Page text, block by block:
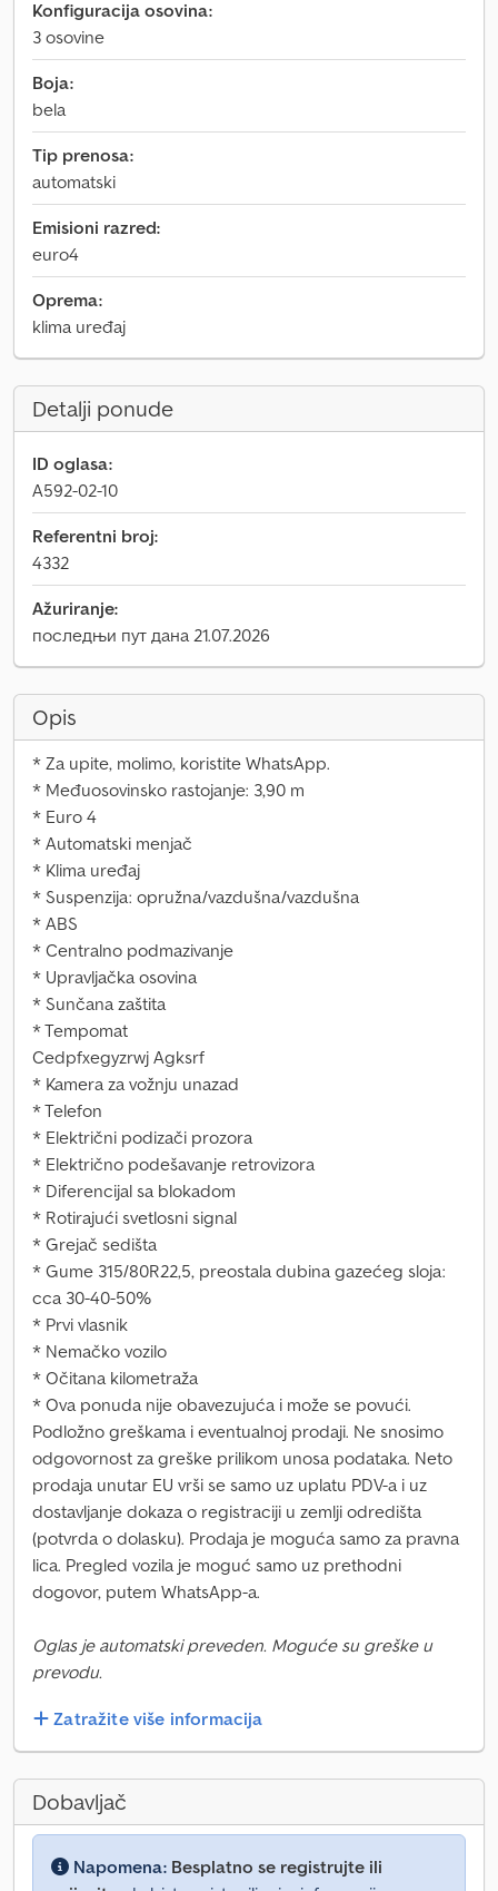
Konfiguracija osovina:
3 osovine
Boja:
bela
Tip prenosa:
automatski
Emisioni razred:
euro4
Oprema:
klima uređaj
Detalji ponude
ID oglasa:
A592-02-10
Referentni broj:
4332
Ažuriranje:
последњи пут дана 21.07.2026
Opis
* Za upite, molimo, koristite WhatsApp.
* Međuosovinsko rastojanje: 3,90 m
* Euro 4
* Automatski menjač
* Klima uređaj
* Suspenzija: opružna/vazdušna/vazdušna
* ABS
* Centralno podmazivanje
* Upravljačka osovina
* Sunčana zaštita
* Tempomat
Cedpfxegyzrwj Agksrf
* Kamera za vožnju unazad
* Telefon
* Električni podizači prozora
* Električno podešavanje retrovizora
* Diferencijal sa blokadom
* Rotirajući svetlosni signal
* Grejač sedišta
* Gume 315/80R22,5, preostala dubina gazećeg sloja:
cca 30-40-50%
* Prvi vlasnik
* Nemačko vozilo
* Očitana kilometraža
* Ova ponuda nije obavezujuća i može se povući.
Podložno greškama i eventualnoj prodaji. Ne snosimo
odgovornost za greške prilikom unosa podataka. Neto
prodaja unutar EU vrši se samo uz uplatu PDV-a i uz
dostavljanje dokaza o registraciji u zemlji odredišta
(potvrda o dolasku). Prodaja je moguća samo za pravna
lica. Pregled vozila je moguć samo uz prethodni
dogovor, putem WhatsApp-a.
Oglas je automatski preveden. Moguće su greške u
prevodu.
Zatražite više informacija
Dobavljač
Napomena: Besplatno se registrujte ili